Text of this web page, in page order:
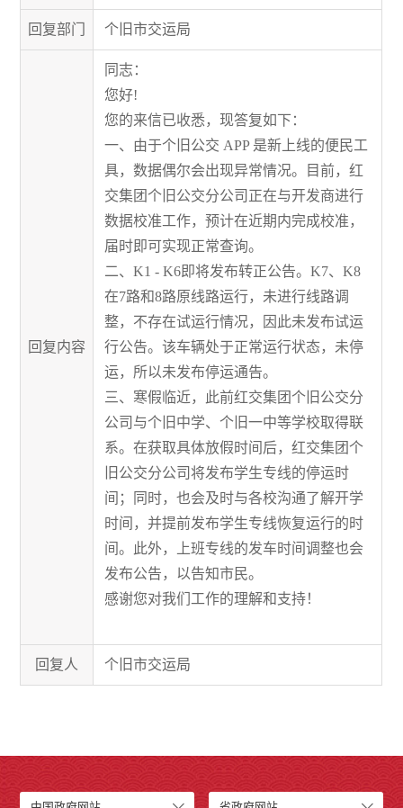
回复部门 个旧市交运局
回复内容
同志：
您好!
您的来信已收悉，现答复如下：
一、由于个旧公交 APP 是新上线的便民工
具，数据偶尔会出现异常情况。目前，红
交集团个旧公交分公司正在与开发商进行
数据校准工作，预计在近期内完成校准，
届时即可实现正常查询。
二、K1 - K6即将发布转正公告。K7、K8
在7路和8路原线路运行，未进行线路调
整，不存在试运行情况，因此未发布试运
行公告。该车辆处于正常运行状态，未停
运，所以未发布停运通告。
三、寒假临近，此前红交集团个旧公交分
公司与个旧中学、个旧一中等学校取得联
系。在获取具体放假时间后，红交集团个
旧公交分公司将发布学生专线的停运时
间；同时，也会及时与各校沟通了解开学
时间，并提前发布学生专线恢复运行的时
间。此外，上班专线的发车时间调整也会
发布公告，以告知市民。
感谢您对我们工作的理解和支持！
回复人 个旧市交运局